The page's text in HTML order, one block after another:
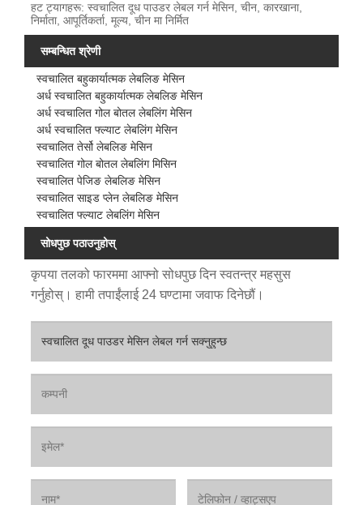
हट ट्यागहरू: स्वचालित दूध पाउडर लेबल गर्न मेसिन, चीन, कारखाना,
निर्माता, आपूर्तिकर्ता, मूल्य, चीन मा निर्मित
सम्बन्धित श्रेणी
स्वचालित बहुकार्यात्मक लेबलिङ मेसिन
अर्ध स्वचालित बहुकार्यात्मक लेबलिङ मेसिन
अर्ध स्वचालित गोल बोतल लेबलिंग मेसिन
अर्ध स्वचालित फ्ल्याट लेबलिंग मेसिन
स्वचालित तेर्सो लेबलिङ मेसिन
स्वचालित गोल बोतल लेबलिंग मिसिन
स्वचालित पेजिङ लेबलिङ मेसिन
स्वचालित साइड प्लेन लेबलिङ मेसिन
स्वचालित फ्ल्याट लेबलिंग मेसिन
सोधपुछ पठाउनुहोस्
कृपया तलको फारममा आफ्नो सोधपुछ दिन स्वतन्त्र महसुस
गर्नुहोस्। हामी तपाईंलाई 24 घण्टामा जवाफ दिनेछौं।